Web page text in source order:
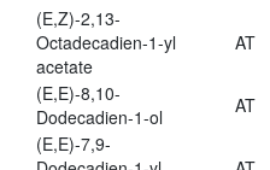
(E,Z)-2,13-
Octadecadien-1-yl
acetate
AT
(E,E)-8,10-
Dodecadien-1-ol
AT
(E,E)-7,9-